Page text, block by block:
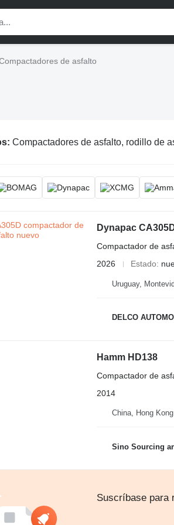
de asfalto
Compactadores de asfalto, rodillo de
Dynapac
Compactador de
2026
Estado
Uruguay,
DELCO
Hamm HD138
Compactador de
2014
China, Hong Kong
Sino Sourcing
Suscríbase para